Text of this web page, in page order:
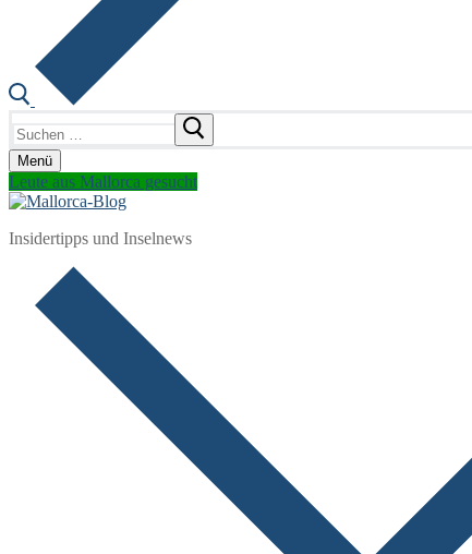
nach:
Menü
Leute aus Mallorca gesucht
Insidertipps und Inselnews